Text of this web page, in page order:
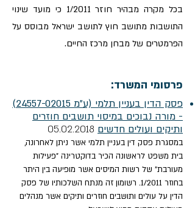
בכל מקרה מבהיר חוזר 1/2011 כי מועד שינוי
התושבות מתושב חוץ לתושב ישראל מבוסס על
הפרמטרים של מבחן מרכז החיים.
פרסומי המשרד:
פסק הדין בעניין תלמי (ע"מ 24557-02015)
- מורה נבוכים במיסוי תושבים חוזרים
ותיקים ועולים חדשים 05.02.2018
במסגרת פסק דין בעניין תלמי אשר ניתן לאחרונה,
בית משפט לראשונה הכיר בדוקטרינה "פעילות
מעורבת" של רשות המיסים אשר מופיעה בין היתר
בחוזר 1/2011. רשומון זה מנתח השלכותיו של פסק
הדין על עולים ותושבים חוזרים ותיקים אשר מנהלים